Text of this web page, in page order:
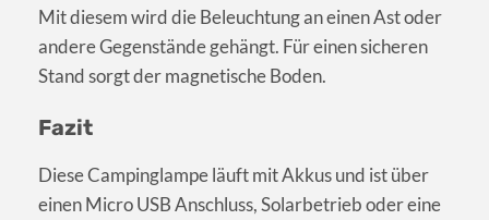
Mit diesem wird die Beleuchtung an einen Ast oder
andere Gegenstände gehängt. Für einen sicheren
Stand sorgt der magnetische Boden.
Fazit
Diese Campinglampe läuft mit Akkus und ist über
einen Micro USB Anschluss, Solarbetrieb oder eine